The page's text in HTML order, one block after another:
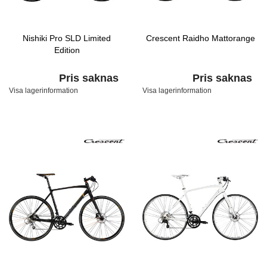
Nishiki Pro SLD Limited
Edition
Pris saknas
Visa lagerinformation
Crescent Raidho Mattorange
Pris saknas
Visa lagerinformation